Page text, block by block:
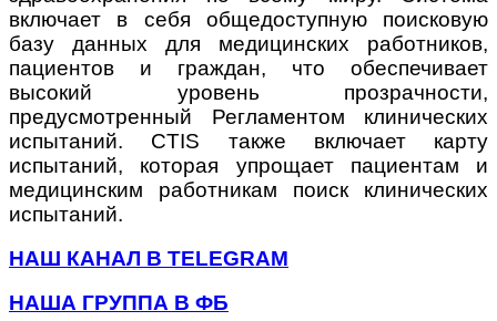
включает в себя общедоступную поисковую
базу данных для медицинских работников,
пациентов и граждан, что обеспечивает
высокий уровень прозрачности,
предусмотренный Регламентом клинических
испытаний. CTIS также включает карту
испытаний, которая упрощает пациентам и
медицинским работникам поиск клинических
испытаний.
НАШ КАНАЛ В TELEGRAM
НАША ГРУППА В ФБ